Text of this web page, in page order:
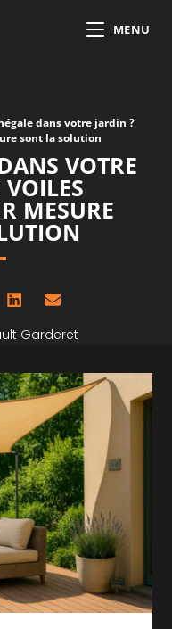
MENU
dans votre jardin ?
sont la solution
VOTRE
VOILES
MESURE
Garderet